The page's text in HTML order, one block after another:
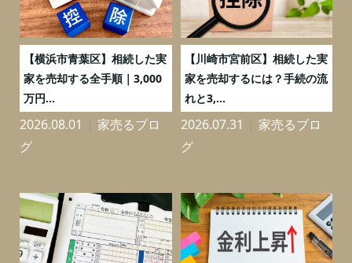
【横浜市青葉区】相続した実
家を売却する全手順｜3,000
万円...
2026.08.01
家売るブロ
グ
【川崎市宮前区】相続した実
家を売却するには？手続の流
れと3,...
2026.07.31
家売るブロ
グ